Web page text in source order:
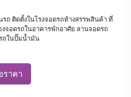
ถ ติดตั้งในโรงจอดรถห้างสรรพสินค้า ที่
จอดรถในอาคารพักอาศัย ลานจอดรถ
ถในปั๊มน้ำมัน
ราคา